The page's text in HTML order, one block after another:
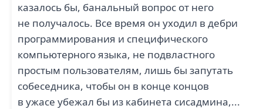
казалось бы, банальный вопрос от него
не получалось. Все время он уходил в дебри
программирования и специфического
компьютерного языка, не подвластного
простым пользователям, лишь бы запутать
собеседника, чтобы он в конце концов
в ужасе убежал бы из кабинета сисадмина,...